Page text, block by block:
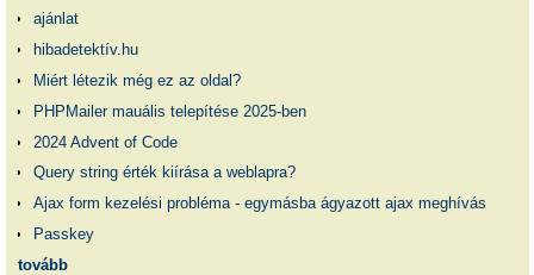
ajánlat
hibadetektív.hu
Miért létezik még ez az oldal?
PHPMailer mauális telepítése 2025-ben
2024 Advent of Code
Query string érték kiírása a weblapra?
Ajax form kezelési probléma - egymásba ágyazott ajax meghívás
Passkey
tovább